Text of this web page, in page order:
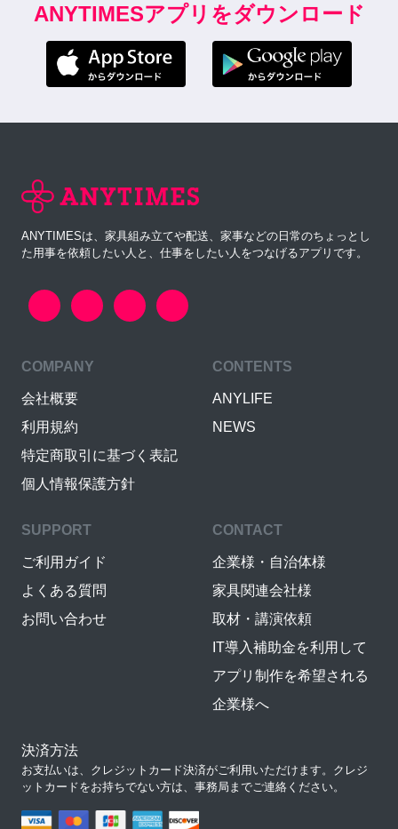
ANYTIMESアプリをダウンロード
ANYTIMESは、家具組み立てや配送、家事などの日常のちょっとし
た用事を依頼したい人と、仕事をしたい人をつなげるアプリです。
COMPANY
会社概要
利用規約
特定商取引に基づく表記
個人情報保護方針
CONTENTS
ANYLIFE
NEWS
SUPPORT
ご利用ガイド
よくある質問
お問い合わせ
CONTACT
企業様・自治体様
家具関連会社様
取材・講演依頼
IT導入補助金を利用して
アプリ制作を希望される
企業様へ
決済方法
お支払いは、クレジットカード決済がご利用いただけます。クレジ
ットカードをお持ちでない方は、事務局までご連絡ください。